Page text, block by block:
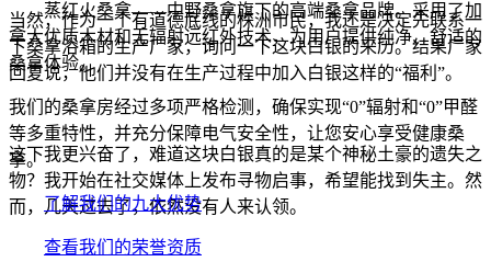
当然，作为一个有道德底线的株洲市民，我还是决定先联系一
下桑拿浴箱的生产厂家，询问一下这块白银的来历。结果厂家
回复说，他们并没有在生产过程中加入白银这样的“福利”。
这下我更兴奋了，难道这块白银真的是某个神秘土豪的遗失之
物？我开始在社交媒体上发布寻物启事，希望能找到失主。然
而，几天过去了，依然没有人来认领。
蒸红火桑拿——中野桑拿旗下的高端桑拿品牌。采用了加
拿大优质木材和无辐射远红外技术，为用户提供纯净、舒适的
桑拿体验。
我们的桑拿房经过多项严格检测，确保实现“0”辐射和“0”甲醛
等多重特性，并充分保障电气安全性，让您安心享受健康桑
拿。
了解我们的九大优势
查看我们的荣誉资质